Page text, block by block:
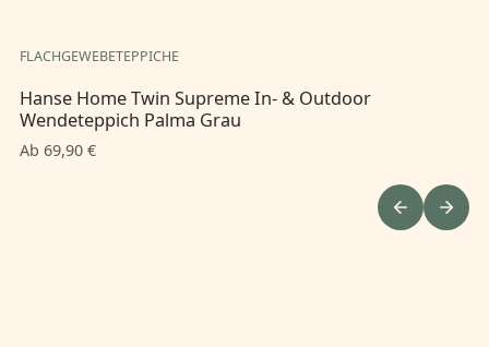
FLACHGEWEBETEPPICHE
Hanse Home Twin Supreme In- & Outdoor
Wendeteppich Palma Grau
Ab 69,90 €